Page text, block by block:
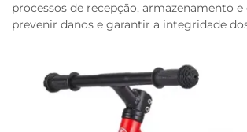
processos de recepção, armazenamento e
prevenir danos e garantir a integridade